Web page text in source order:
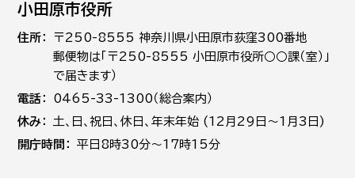
小田原市役所
住所
〒250-8555 神奈川県小田原市荻窪300番地
郵便物は「〒250-8555 小田原市役所○○課（室）」
で届きます）
電話
0465-33-1300（総合案内）
休み
土､日､祝日、休日、年末年始 (12月29日～1月3日)
開庁時間
平日8時30分～17時15分